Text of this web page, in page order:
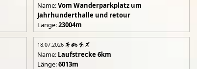
Name:Vom Wanderparkplatz um
Jahrhunderthalle und retour
Länge:23004m
18.07.2026
Name: Laufstrecke 6km
Länge:6013m